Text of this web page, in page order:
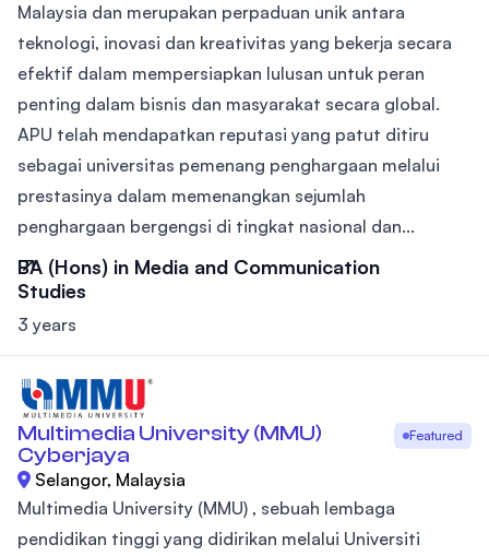
Malaysia dan merupakan perpaduan unik antara
teknologi, inovasi dan kreativitas yang bekerja secara
efektif dalam mempersiapkan lulusan untuk peran
penting dalam bisnis dan masyarakat secara global.
APU telah mendapatkan reputasi yang patut ditiru
sebagai universitas pemenang penghargaan melalui
prestasinya dalam memenangkan sejumlah
penghargaan bergengsi di tingkat nasional dan...
BA (Hons) in Media and Communication
Studies
3 years
Multimedia University (MMU)
Cyberjaya
Featured
Selangor, Malaysia
Multimedia University (MMU) , sebuah lembaga
pendidikan tinggi yang didirikan melalui Universiti